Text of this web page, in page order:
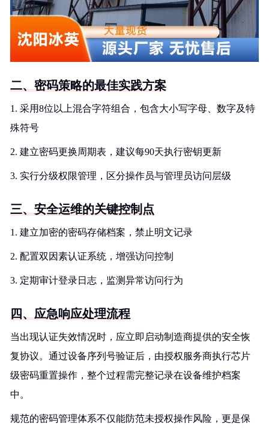
二、密码策略的最佳实践方案
1. 采用8位以上混合字符组合，包含大小写字母、数字及特
殊符号
2. 建立密码更换周期表，建议每90天执行密钥更新
3. 实行分级权限管理，区分操作员与管理员访问层级
三、安全运维的关键控制点
1. 建立加密的密码存储档案，禁止明文记录
2. 配置双因素认证系统，增强访问控制
3. 定期审计登录日志，监测异常访问行为
四、应急响应处理流程
当出现认证失效情况时，应立即启动制造商提供的安全恢
复协议。通过设备序列号验证后，由授权服务商执行芯片
级密码重置操作，整个过程需完整记录在设备维护档案
中。
规范的密码管理体系不仅能防范未授权操作风险，更是保